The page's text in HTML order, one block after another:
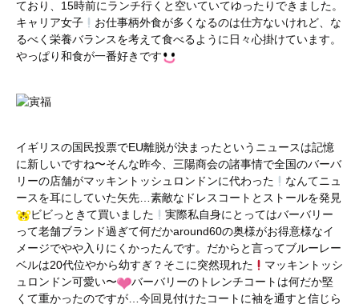
ており、15時前にランチ行くと空いていてゆったりできました。
キャリア女子
お仕事柄外食が多くなるのは仕方ないけれど、な
るべく栄養バランスを考えて食べるように日々心掛けています。
やっぱり和食が一番好きです
イギリスの国民投票でEU離脱が決まったというニュースは記憶
に新しいですね〜そんな昨今、三陽商会の諸事情で全国のバーバ
リーの店舗がマッキントッシュロンドンに代わった
なんてニュ
ースを耳にしていた矢先…素敵なドレスコートとストールを発見
ビビっときて買いました
実際私自身にとってはバーバリー
って老舗ブランド過ぎて何だかaround60の奥様がお得意様なイ
メージでやや入りにくかったんです。だからと言ってブルーレー
ベルは20代位やから幼すぎ？そこに突然現れた
マッキントッシ
ュロンドン可愛い〜
バーバリーのトレンチコートは何だか堅
くて重かったのですが…今回見付けたコートに袖を通すと信じら